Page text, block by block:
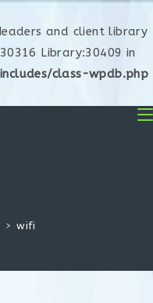
and client library
Library:30409 in
class-wpdb.php
> wifi